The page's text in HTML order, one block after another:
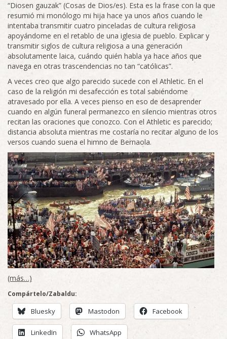
“Diosen gauzak” (Cosas de Dios/es). Esta es la frase con la que
resumió mi monólogo mi hija hace ya unos años cuando le
intentaba transmitir cuatro pinceladas de cultura religiosa
apoyándome en el retablo de una iglesia de pueblo. Explicar y
transmitir siglos de cultura religiosa a una generación
absolutamente laica, cuándo quién habla ya hace años que
navega en otras trascendencias no tan “católicas”.
A veces creo que algo parecido sucede con el Athletic. En el
caso de la religión mi desafección es total sabiéndome
atravesado por ella. A veces pienso en eso de desaprender
cuando en algún funeral permanezco en silencio mientras otros
recitan las oraciones que conozco. Con el Athletic es parecido;
distancia absoluta mientras me costaría no recitar alguno de los
versos cuando suena el himno de Bernaola.
(más…)
Compártelo/Zabaldu:
Bluesky Mastodon Facebook
LinkedIn WhatsApp